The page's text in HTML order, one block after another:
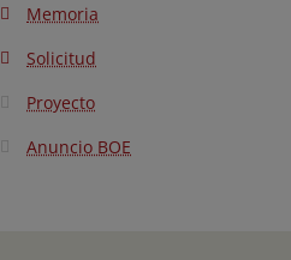
Memoria
Solicitud
Proyecto
Anuncio BOE